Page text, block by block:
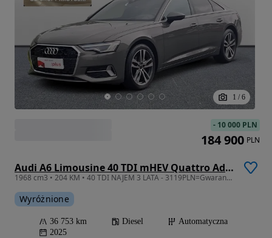
1 / 6
Audi A6 Limousine 40 TDI mHEV Quattro Advanced S tronic
1968 cm3 • 204 KM • 40 TDI NAJEM 3 LATA - 3119PLN=Gwarancja+Serwis ASO+Ubezpieczenie
Wyróżnione
36 753 km Diesel
Automatyczna
2025
- 10 000 PLN
184 900 PLN